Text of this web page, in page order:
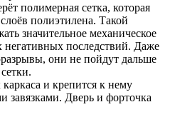
полимерная сетка, которая
полиэтилена. Такой
значительное механическое
негативных последствий. Даже
они не пойдут дальше
каркаса и крепится к нему
Дверь и форточка